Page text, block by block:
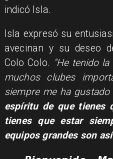
indicó Isla.
Isla expresó su
avecinan y su deseo
Colo Colo. "He tenido
muchos clubes
siempre me ha gustado
espíritu de que tienes
tienes que estar
equipos grandes son